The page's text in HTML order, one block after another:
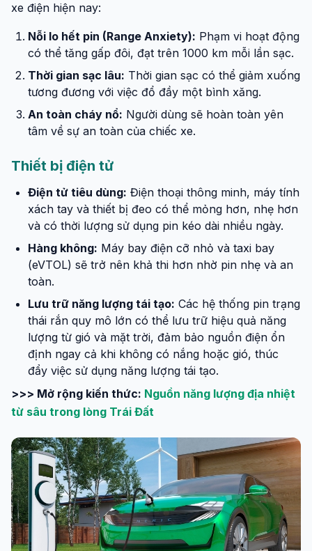
xe điện hiện nay:
Nỗi lo hết pin (Range Anxiety): Phạm vi hoạt động
có thể tăng gấp đôi, đạt trên 1000 km mỗi lần sạc.
Thời gian sạc lâu: Thời gian sạc có thể giảm xuống
tương đương với việc đổ đầy một bình xăng.
An toàn cháy nổ: Người dùng sẽ hoàn toàn yên
tâm về sự an toàn của chiếc xe.
Thiết bị điện tử
Điện tử tiêu dùng: Điện thoại thông minh, máy tính
xách tay và thiết bị đeo có thể mỏng hơn, nhẹ hơn
và có thời lượng sử dụng pin kéo dài nhiều ngày.
Hàng không: Máy bay điện cỡ nhỏ và taxi bay
(eVTOL) sẽ trở nên khả thi hơn nhờ pin nhẹ và an
toàn.
Lưu trữ năng lượng tái tạo: Các hệ thống pin trạng
thái rắn quy mô lớn có thể lưu trữ hiệu quả năng
lượng từ gió và mặt trời, đảm bảo nguồn điện ổn
định ngay cả khi không có nắng hoặc gió, thúc
đẩy việc sử dụng năng lượng tái tạo.
>>> Mở rộng kiến thức: Nguồn năng lượng địa nhiệt
từ sâu trong lòng Trái Đất